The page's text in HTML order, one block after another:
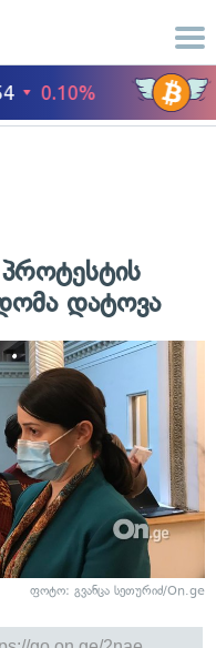
დატოვა
ფოტო: გვანცა სეთურიძ/On.ge